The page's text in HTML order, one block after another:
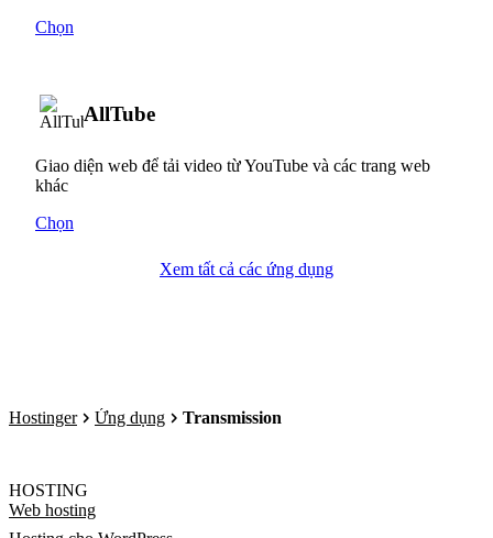
Chọn
AllTube
Giao diện web để tải video từ YouTube và các trang web
khác
Chọn
Xem tất cả các ứng dụng
Hostinger Ứng dụng Transmission
HOSTING
Web hosting